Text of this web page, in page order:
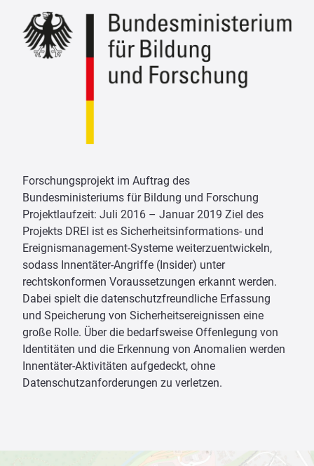
Forschungsprojekt im Auftrag des
Bundesministeriums für Bildung und Forschung
Projektlaufzeit: Juli 2016 – Januar 2019 Ziel des
Projekts DREI ist es Sicherheitsinformations- und
Ereignismanagement-Systeme weiterzuentwickeln,
sodass Innentäter-Angriffe (Insider) unter
rechtskonformen Voraussetzungen erkannt werden.
Dabei spielt die datenschutzfreundliche Erfassung
und Speicherung von Sicherheitsereignissen eine
große Rolle. Über die bedarfsweise Offenlegung von
Identitäten und die Erkennung von Anomalien werden
Innentäter-Aktivitäten aufgedeckt, ohne
Datenschutzanforderungen zu verletzen.